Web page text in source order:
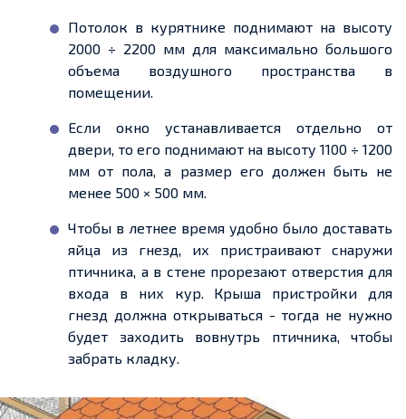
Потолок в курятнике поднимают на высоту
2000 ÷ 2200 мм для максимально большого
объема воздушного пространства в
помещении.
Если окно устанавливается отдельно от
двери, то его поднимают на высоту 1100 ÷ 1200
мм от пола, а размер его должен быть не
менее 500 × 500 мм.
Чтобы в летнее время удобно было доставать
яйца из гнезд, их пристраивают снаружи
птичника, а в стене прорезают отверстия для
входа в них кур. Крыша пристройки для
гнезд должна открываться - тогда не нужно
будет заходить вовнутрь птичника, чтобы
забрать кладку.